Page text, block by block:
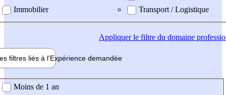
Immobilier
Transport / Logistique
Appliquerle filtre du domaine
filtres liés à l'Expérience demandée
demandée
Moins de 1 an